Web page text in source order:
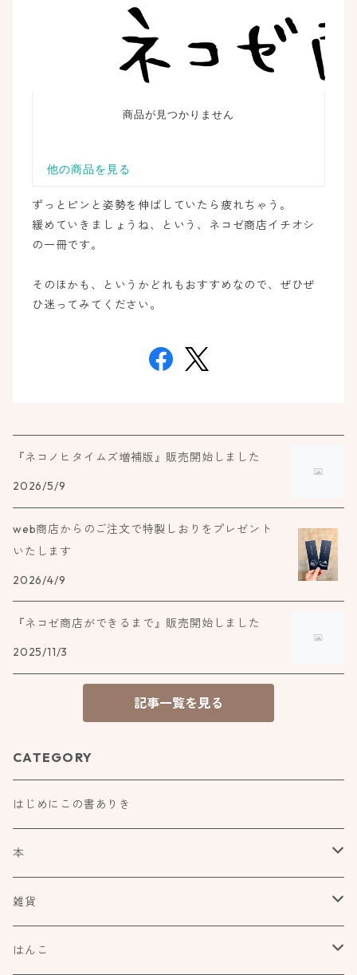
ずっとピンと姿勢を伸ばしていたら疲れちゃう。
緩めていきましょうね、という、ネコゼ商店イチオシ
の一冊です。
そのほかも、というかどれもおすすめなので、ぜひぜ
ひ迷ってみてください。
『ネコノヒタイムズ増補版』販売開始しました
2026/5/9
web商店からのご注文で特製しおりをプレゼント
いたします
2026/4/9
『ネコゼ商店ができるまで』販売開始しました
2025/11/3
記事一覧を見る
CATEGORY
はじめにこの書ありき
本
食べもの飲みものお酒とか
アートや絵本の世界
雑貨
kurofutago
はんこ